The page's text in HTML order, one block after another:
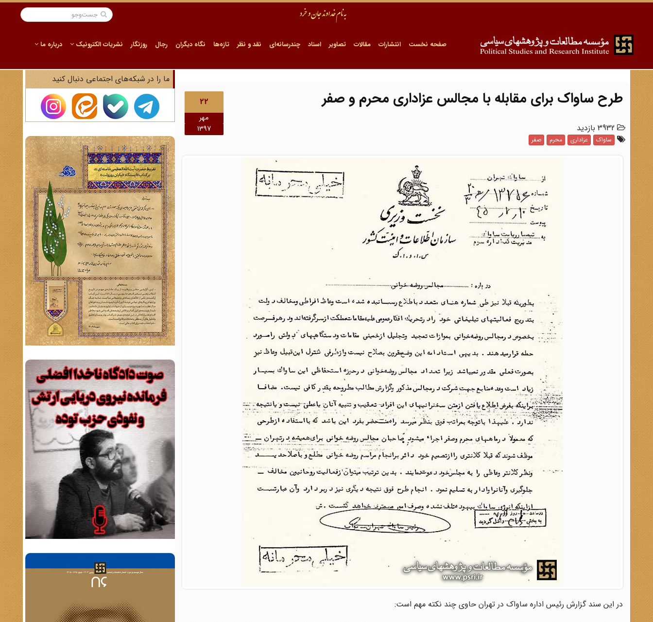
صفحه نخست انتشارات مقالات تصاویر اسناد چندرسانه‌ای نقد و نظر تازه‌ها نگاه دیگران رجال روزنگار نشریات الکترونیک درباره ما
22
مهر
1397
طرح ساواک برای مقابله با مجالس عزاداری محرم و صفر
ساواک عزاداری محرم صفر
در این سند گزارش رئیس اداره ساواک در تهران حاوی چند نکته مهم است:
ما را در شبکه‌های اجتماعی دنبال کنید